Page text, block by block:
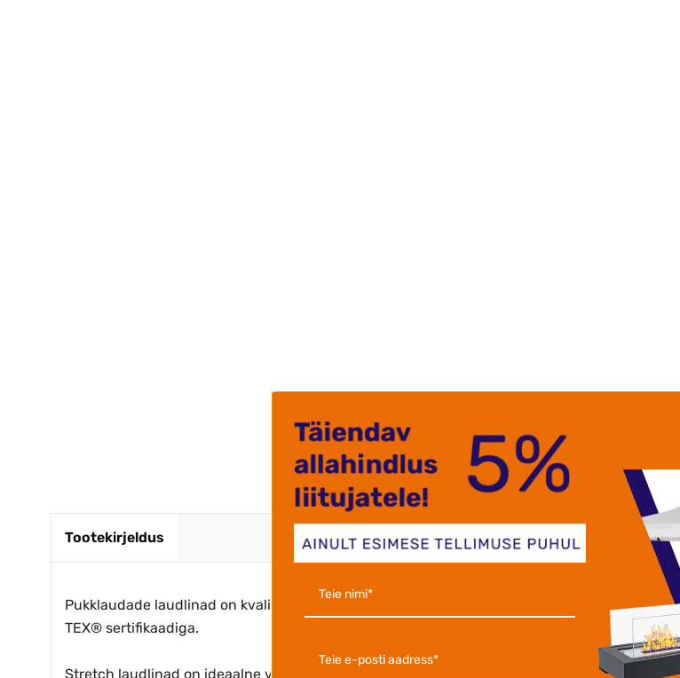
Tootekirjeldus
Pukklaudade laudlinad on kvaliteetsed ja valmistatud kaasaegseid õmblustehnikaid ja
TEX® sertifikaadiga.
Stretch laudlinad on ideaalne valik piduliku, elegantse ja korrapärase atmosfääri